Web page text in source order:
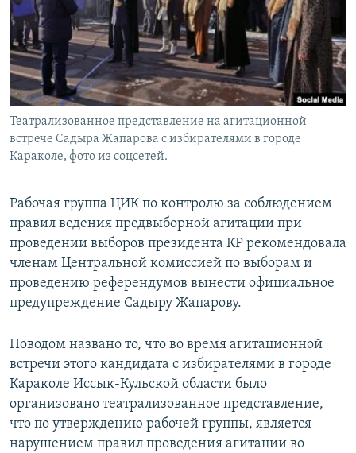
Театрализованное представление на агитационной
встрече Садыра Жапарова с избирателями в городе
Караколе, фото из соцсетей.
Рабочая группа ЦИК по контролю за соблюдением
правил ведения предвыборной агитации при
проведении выборов президента КР рекомендовала
членам Центральной комиссией по выборам и
проведению референдумов вынести официальное
предупреждение Садыру Жапарову.
Поводом названо то, что во время агитационной
встречи этого кандидата с избирателями в городе
Караколе Иссык-Кульской области было
организовано театрализованное представление,
что по утверждению рабочей группы, является
нарушением правил проведения агитации во